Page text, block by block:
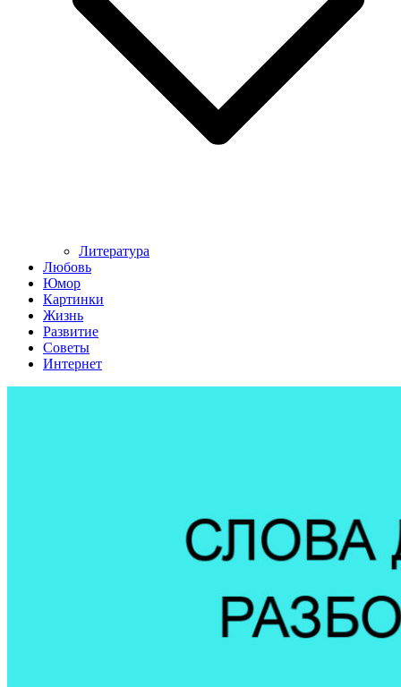
Литература
Любовь
Юмор
Картинки
Жизнь
Развитие
Советы
Интернет